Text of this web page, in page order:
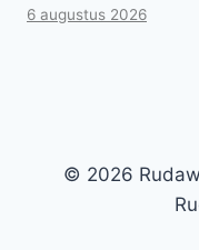
6 augustus 2026
© 2026